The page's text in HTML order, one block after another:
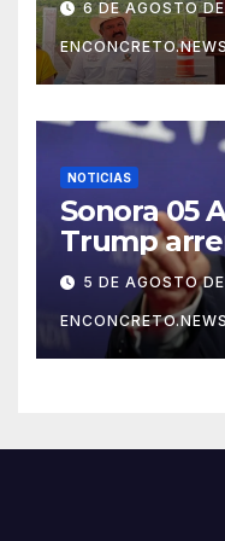
6 DE AGOSTO
NOTICIAS
Sonora 05
Trump
México,
potencias
abusos
5 DE AGOSTO